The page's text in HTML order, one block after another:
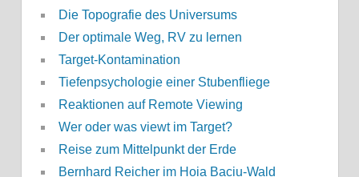
Die Topografie des Universums
Der optimale Weg, RV zu lernen
Target-Kontamination
Tiefenpsychologie einer Stubenfliege
Reaktionen auf Remote Viewing
Wer oder was viewt im Target?
Reise zum Mittelpunkt der Erde
Bernhard Reicher im Hoia Baciu-Wald